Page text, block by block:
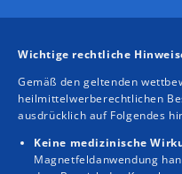
Wichtige rechtliche
Gemäß den geltenden
heilmittelwerberechtlichen
ausdrücklich auf Folgendes
Keine medizinische
Magnetfeldanwendung